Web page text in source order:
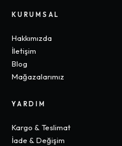
KURUMSAL
Hakkımızda
İletişim
Blog
Mağazalarımız
YARDIM
Kargo & Teslimat
İade & Değişim